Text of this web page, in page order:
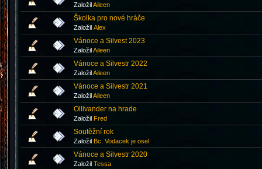
ZaložilAileen
Školka pro nové hráče
Založil Аlex
Vánoce a Silvest 2023
ZaložilAileen
Vánoce a Silvestr 2022
ZaložilAileen
Vánoce a Silvestr 2021
ZaložilAileen
Ollivander na hrade
Založil Fred
Soutěžní rok
Založil Bc. Vodacek je osel
Vánoce a Silvestr 2020
Založil Tessa